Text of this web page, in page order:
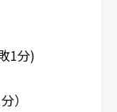
1分)
）